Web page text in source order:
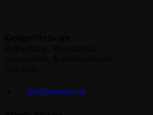
info@artevaria.de